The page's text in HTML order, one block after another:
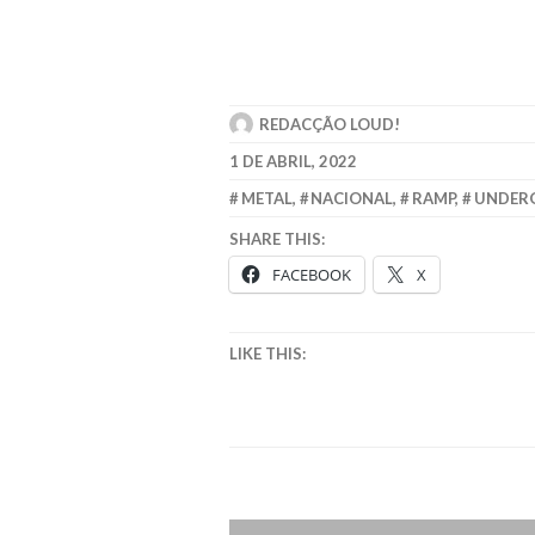
REDACÇÃO LOUD!
1 DE ABRIL, 2022
METAL, NACIONAL, RAMP,
SHARE THIS:
FACEBOOK X
LIKE THIS: